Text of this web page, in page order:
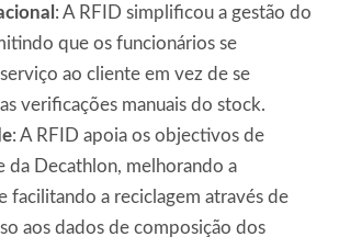
: A RFID simplificou a gestão do
que os funcionários se
ao cliente em vez de se
verificações manuais do stock.
: A RFID apoia os objectivos de
da Decathlon, melhorando a
facilitando a reciclagem através de
aos dados de composição dos